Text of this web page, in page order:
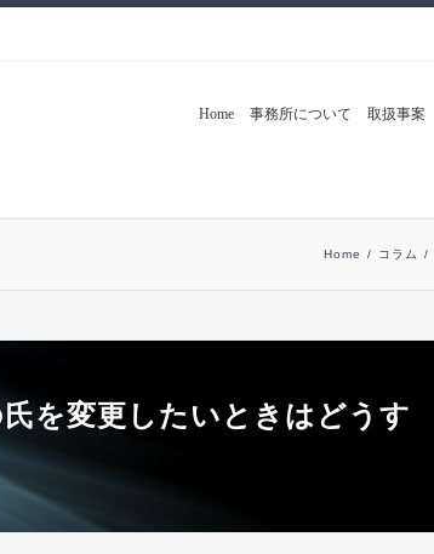
Home 事務所について 取扱事案
Home / コラム /
を変更したいときはどうす